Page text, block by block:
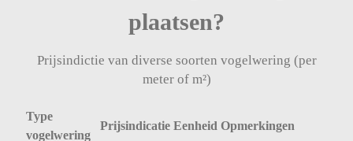
plaatsen?
Prijsindictie van diverse soorten vogelwering (per
meter of m²)
Type
vogelwering
Prijsindicatie Eenheid Opmerkingen